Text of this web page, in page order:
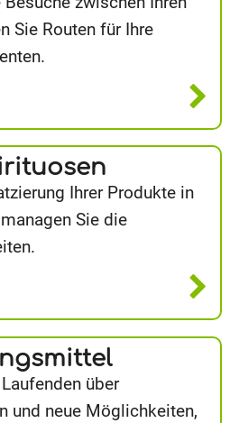
Sie Routen für Ihre
Ihrer Produkte in
Sie die
über
und neue Möglichkeiten,